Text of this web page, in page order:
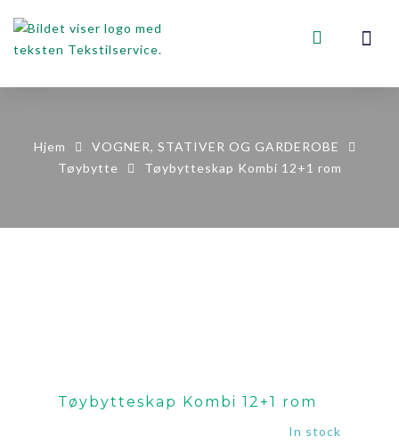
Hjem
VOGNER, STATIVER OG GARDEROBE
Tøybytte
Tøybytteskap Kombi 12+1 rom
Tøybytteskap Kombi 12+1 rom
In stock